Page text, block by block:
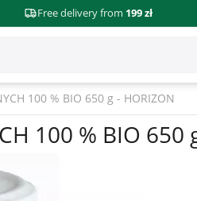
Free delivery from 199 zł
100 % BIO 650 g - HORIZON
100 % BIO 650